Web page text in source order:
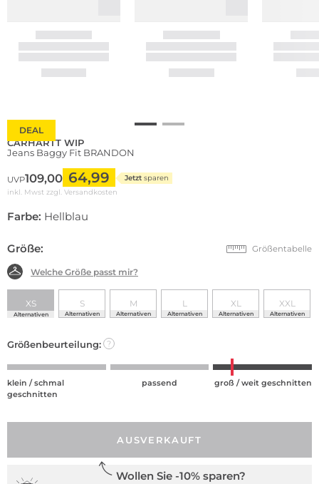
DEAL
CARHARTT WIP
Jeans Baggy Fit BRANDON
UVP109,00 64,99 Jetzt sparen
inkl. Mwst zzgl. Versandkosten
Farbe: Hellblau
Größe: Größentabelle
Welche Größe passt mir?
XS
Alternativen
S
Alternativen
M
Alternativen
L
Alternativen
XL
Alternativen
XXL
Alternativen
Größenbeurteilung: ?
klein / schmal
geschnitten
passend groß / weit geschnitten
AUSVERKAUFT
Wollen Sie -10% sparen?